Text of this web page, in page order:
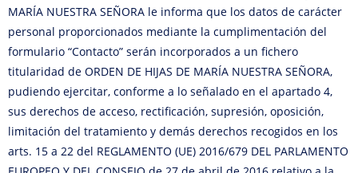
MARÍA NUESTRA SEÑORA le informa que los datos de carácter
personal proporcionados mediante la cumplimentación del
formulario “Contacto” serán incorporados a un fichero
titularidad de ORDEN DE HIJAS DE MARÍA NUESTRA SEÑORA,
pudiendo ejercitar, conforme a lo señalado en el apartado 4,
sus derechos de acceso, rectificación, supresión, oposición,
limitación del tratamiento y demás derechos recogidos en los
arts. 15 a 22 del REGLAMENTO (UE) 2016/679 DEL PARLAMENTO